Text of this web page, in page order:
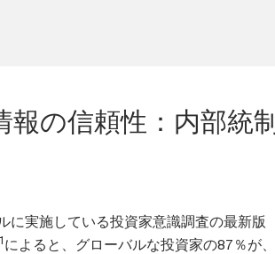
報の信頼性：内部統
に実施している投資家意識調査の最新版
1 によると、グローバルな投資家の87％が